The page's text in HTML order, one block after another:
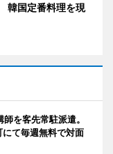
韓国定番料理を現
を客先常駐派遣。
て毎週無料で対面